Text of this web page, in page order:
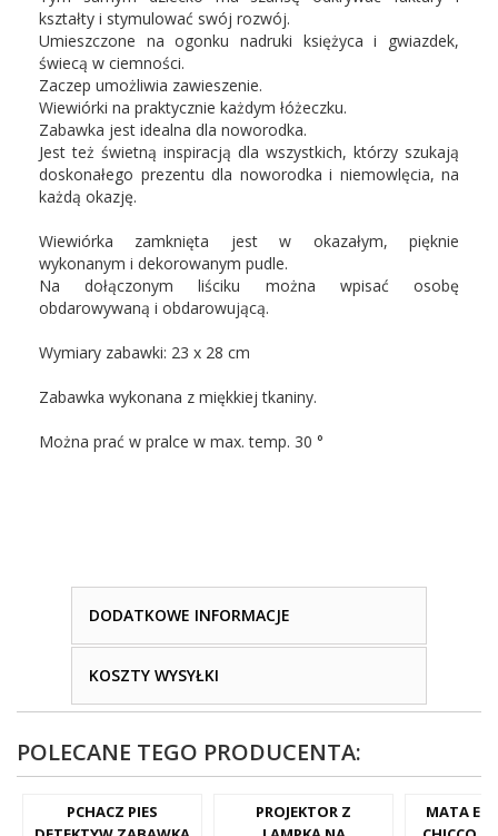
kształty i stymulować swój rozwój.
Umieszczone na ogonku nadruki księżyca i gwiazdek,
świecą w ciemności.
Zaczep umożliwia zawieszenie.
Wiewiórki na praktycznie każdym łóżeczku.
Zabawka jest idealna dla noworodka.
Jest też świetną inspiracją dla wszystkich, którzy szukają
doskonałego prezentu dla noworodka i niemowlęcia, na
każdą okazję.
Wiewiórka zamknięta jest w okazałym, pięknie
wykonanym i dekorowanym pudle.
Na dołączonym liściku można wpisać osobę
obdarowywaną i obdarowującą.
Wymiary zabawki: 23 x 28 cm
Zabawka wykonana z miękkiej tkaniny.
Można prać w pralce w max. temp. 30 °
DODATKOWE INFORMACJE
KOSZTY WYSYŁKI
POLECANE TEGO PRODUCENTA:
PCHACZ PIES
PROJEKTOR Z
MATA